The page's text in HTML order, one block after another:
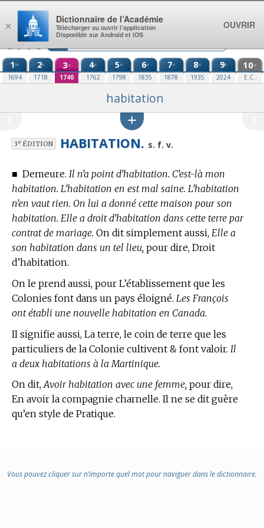
Aller au contenu
1re
1694
2e
1718
3e
1740
4e
1762
5e
1798
6e
1835
7e
1878
8e
1935
9e
2024
10e
E.C.
habitation
3eÉDITION HABITATION. s. f. v.
■ Demeure. Il n’a point d’habitation. C’est-là mon
habitation. L’habitation en est mal saine. L’habitation
n’en vaut rien. On lui a donné cette maison pour son
habitation. Elle a droit d’habitation dans cette terre par
contrat de mariage. On dit simplement aussi, Elle a
son habitation dans un tel lieu, pour dire, Droit
d’habitation.
On le prend aussi, pour L’établissement que les
Colonies font dans un pays éloigné. Les François
ont établi une nouvelle habitation en Canada.
Il signifie aussi, La terre, le coin de terre que les
particuliers de la Colonie cultivent & font valoir. Il
a deux habitations à la Martinique.
On dit,Avoir habitation avec une femme, pour dire,
En avoir la compagnie charnelle. Il ne se dit guère
qu’en style de Pratique.
Vous pouvez cliquer sur n’importe quel mot pour naviguer dans le dictionnaire.
×
Dictionnaire de l’Académie
Télécharger ou ouvrir l’application
Disponible sur Android et iOS
OUVRIR